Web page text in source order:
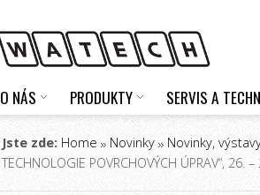
O NÁS PRODUKTY SERVIS A
Jste zde: Home Novinky Novinky,
TECHNOLOGIE POVRCHOVÝCH ÚPRAV“, 26.